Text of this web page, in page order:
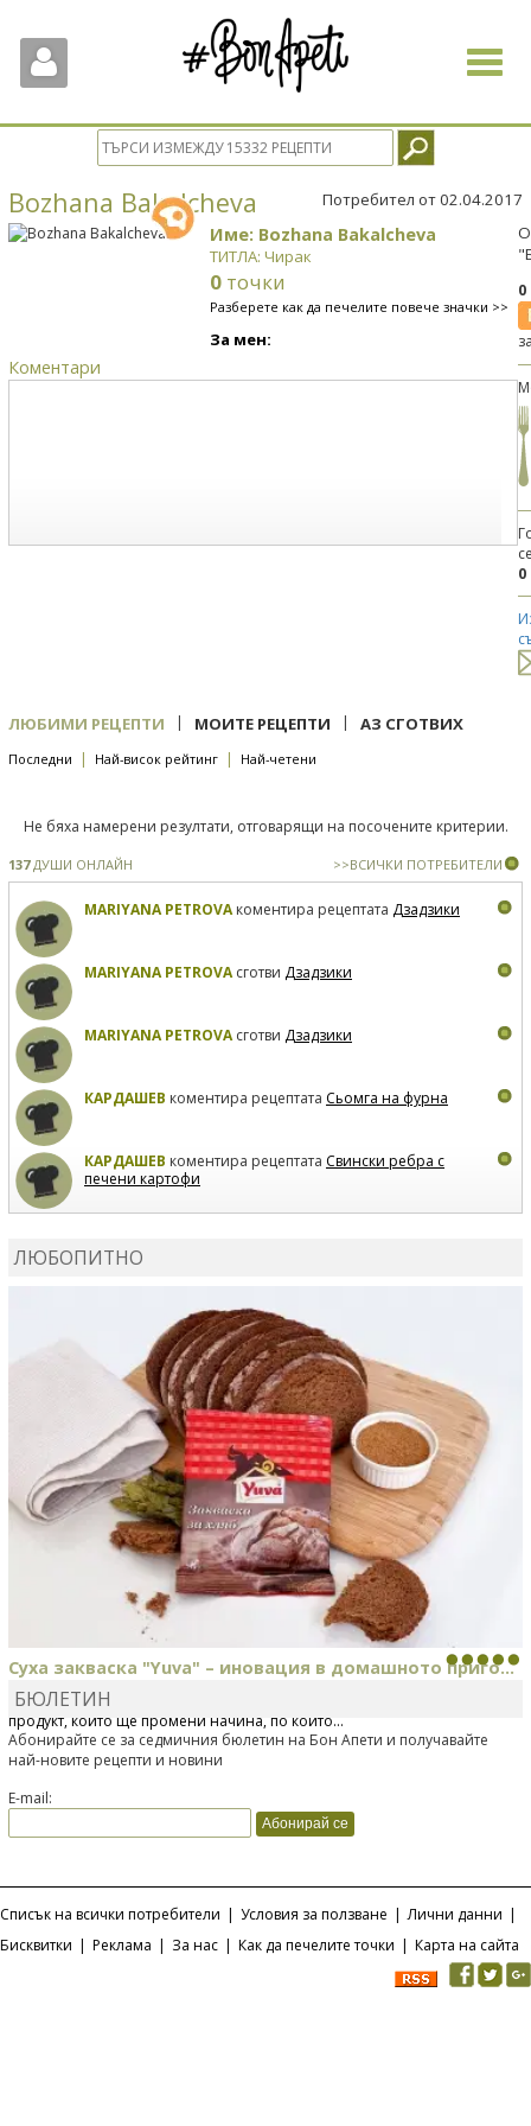
Toggle
Bozhana Bakalcheva Потребител от 02.04.2017
Име: Bozhana Bakalcheva
ТИТЛА: Чирак
0 точки
Разберете как да печелите повече значки >>
За мен:
Коментари
0
ЛЮБИМИ РЕЦЕПТИ | МОИТЕ РЕЦЕПТИ | АЗ СГОТВИХ
Последни | Най-висок рейтинг | Най-четени
Не бяха намерени резултати, отговарящи на посочените критерии.
137ДУШИ ОНЛАЙН >>ВСИЧКИ ПОТРЕБИТЕЛИ
MARIYANA PETROVAкоментира рецептата Дзадзики
MARIYANA PETROVAсготви Дзадзики
MARIYANA PETROVAсготви Дзадзики
КАРДАШЕВ коментира рецептата Сьомга на фурна
КАРДАШЕВ коментира рецептата Свински ребра с
печени картофи
ЛЮБОПИТНО
Суха закваска "Yuva" – иновация в домашното приго...
Отскоро Лесафр България стартира предлагането на изцяло нов
продукт, който ще промени начина, по който...
БЮЛЕТИН
Абонирайте се за седмичния бюлетин на Бон Апети и получавайте
най-новите рецепти и новини
E-mail:
Списък на всички потребители | Условия за ползване | Лични данни |
Бисквитки | Реклама | За нас | Как да печелите точки | Карта на сайта